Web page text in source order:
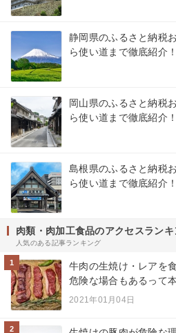
静岡県のふるさと納税
ら使い道まで徹底紹介！
岡山県のふるさと納税
ら使い道まで徹底紹介！
島根県のふるさと納税
ら使い道まで徹底紹介！
肉類・肉加工食品のアクセスランキ
人気のある記事ランキング
1
牛肉の生焼け・レアを
危険な場合もあるって
2021年01月04日
2